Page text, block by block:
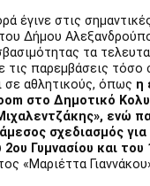
έγινε στις
Δήμου
τα
τις παρεμβάσεις τόσο
σε αθλητικούς, όπως η
στο Δημοτικό
ενώ
σχεδιασμός για
2ου Γυμνασίου και του
«Μαριέττα